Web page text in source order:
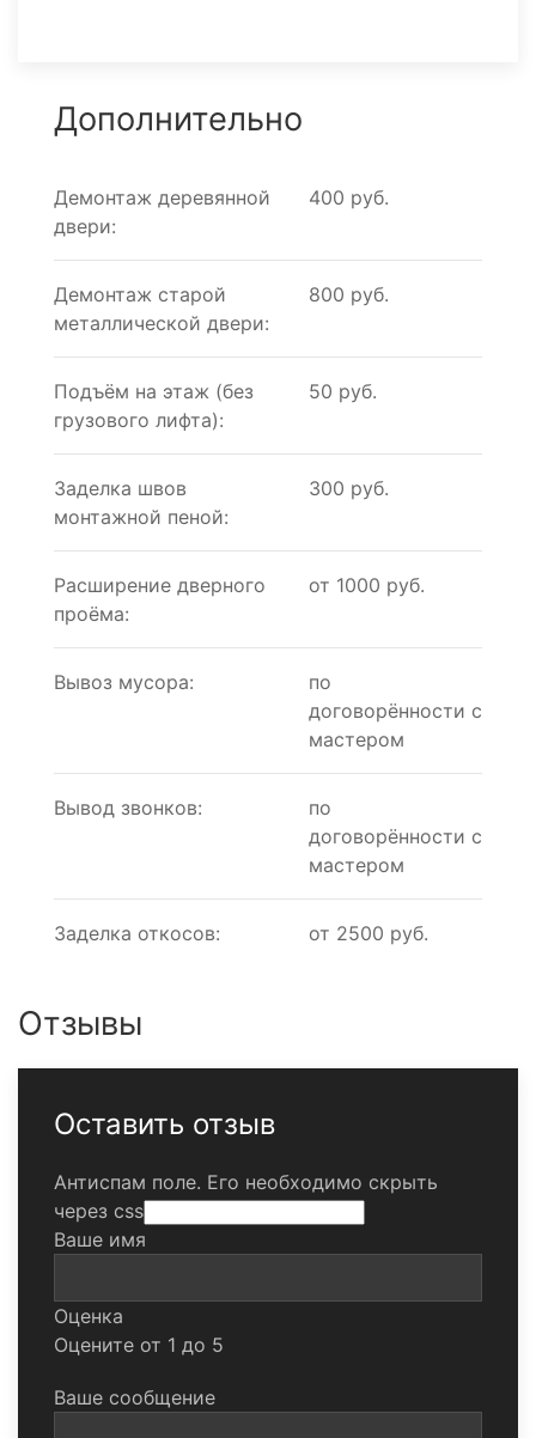
Дополнительно
Демонтаж деревянной
двери:
400 руб.
Демонтаж старой
металлической двери:
800 руб.
Подъём на этаж (без
грузового лифта):
50 руб.
Заделка швов
монтажной пеной:
300 руб.
Расширение дверного
проёма:
от 1000 руб.
Вывоз мусора:
по
договорённости с
мастером
Вывод звонков:
по
договорённости с
мастером
Заделка откосов: от 2500 руб.
Отзывы
Оставить отзыв
Антиспам поле. Его необходимо скрыть
через css
Ваше имя
Оценка
Оцените от 1 до 5
Ваше сообщение